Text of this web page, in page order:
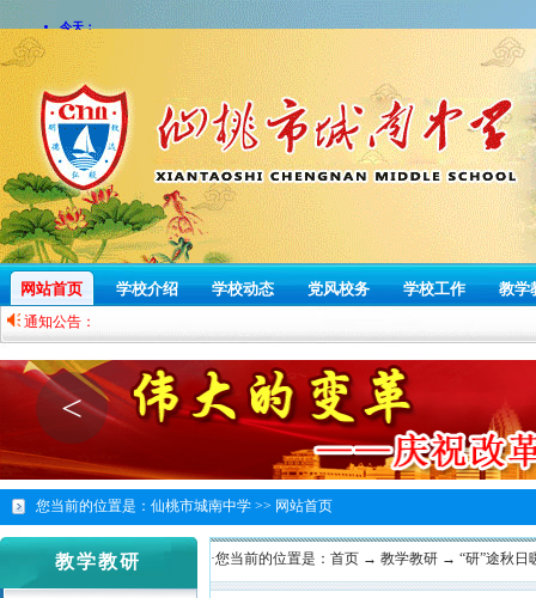
网站首页 学校介绍 学校动态 党风校务 学校工作 教学
通知公告：
<
您当前的位置是： 仙桃市城南中学 >> 网站首页
教学教研 ·您当前的位置是： 首页 → 教学教研 → “研”途秋